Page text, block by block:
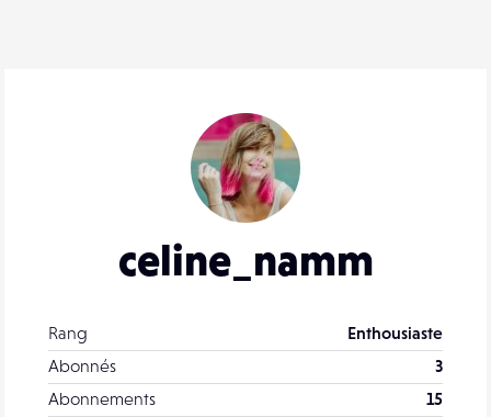
celine_namm
Rang
Enthousiaste
Abonnés
3
Abonnements
15